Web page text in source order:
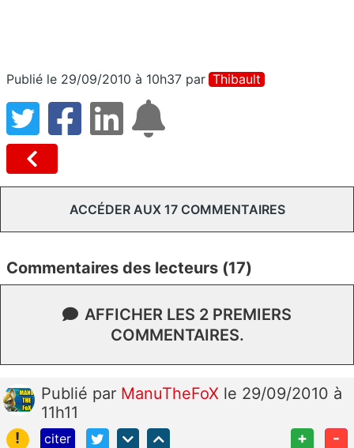
Publié le 29/09/2010 à 10h37 par Thibault
ACCÉDER AUX 17 COMMENTAIRES
Commentaires des lecteurs (17)
AFFICHER LES 2 PREMIERS
COMMENTAIRES.
Publié par ManuTheFoX le 29/09/2010 à
11h11
!
citer + -